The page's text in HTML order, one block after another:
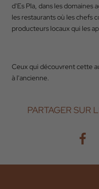
d'Es Pla, dans les domaines
les restaurants où les chefs
producteurs locaux qui les
Ceux qui découvrent cette
à l'ancienne.
PARTAGER SUR